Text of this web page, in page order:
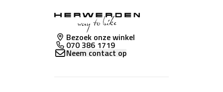
Bezoek onze winkel
070 386 1719
Neem contact op